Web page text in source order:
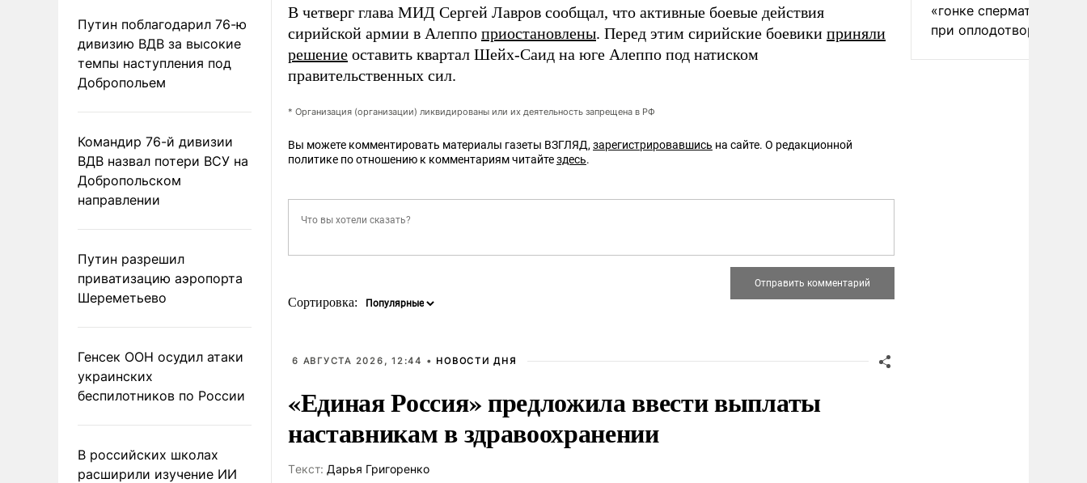
Путин поблагодарил 76-ю
дивизию ВДВ за высокие
темпы наступления под
Добропольем
Командир 76-й дивизии
ВДВ назвал потери ВСУ на
Добропольском
направлении
Путин разрешил
приватизацию аэропорта
Шереметьево
Генсек ООН осудил атаки
украинских
беспилотников по России
В российских школах
расширили изучение ИИ
В четверг глава МИД Сергей Лавров сообщал, что активные боевые действия
сирийской армии в Алеппо приостановлены. Перед этим сирийские боевики приняли
решение оставить квартал Шейх-Саид на юге Алеппо под натиском
правительственных сил.
* Организация (организации) ликвидированы или их деятельность запрещена в РФ
Вы можете комментировать материалы газеты ВЗГЛЯД, зарегистрировавшись на сайте. О редакционной
политике по отношению к комментариям читайтездесь.
Сортировка:
6 АВГУСТА 2026, 12:44 • НОВОСТИ ДНЯ
«Единая Россия» предложила ввести выплаты
наставникам в здравоохранении
Tекст: Дарья Григоренко
«гонке
при оплодотворении